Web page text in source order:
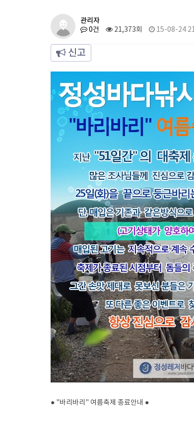
관리자
0건 21,373회 15-08-24
신고
● "바리바리" 여름축제 종료안내 ●